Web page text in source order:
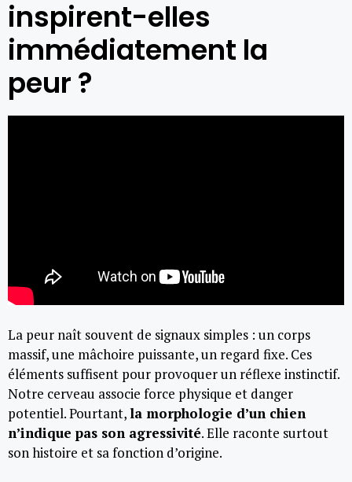
inspirent-elles
immédiatement la
peur ?
La peur naît souvent de signaux simples : un corps
massif, une mâchoire puissante, un regard fixe. Ces
éléments suffisent pour provoquer un réflexe instinctif.
Notre cerveau associe force physique et danger
potentiel. Pourtant,la morphologie d’un chien
n’indique pas son agressivité. Elle raconte surtout
son histoire et sa fonction d’origine.